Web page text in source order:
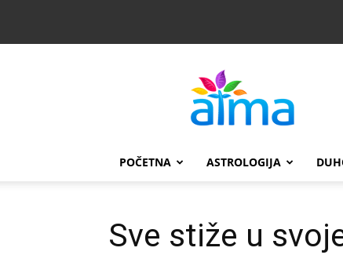
POČETNA ASTROLOGIJA
Sve stiže u